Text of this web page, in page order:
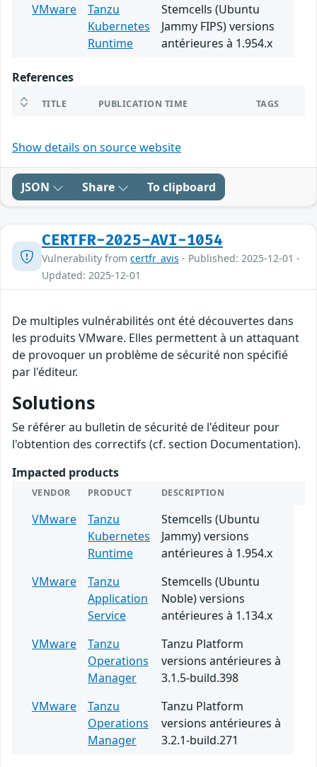
VMware
Tanzu
Kubernetes
Runtime
Stemcells (Ubuntu
Jammy FIPS) versions
antérieures à 1.954.x
References
TITLE PUBLICATION TIME TAGS
Show details on source website
JSON Share To clipboard
CERTFR-2025-AVI-1054
Vulnerability from certfr_avis - Published: 2025-12-01 -
Updated: 2025-12-01
De multiples vulnérabilités ont été découvertes dans
les produits VMware. Elles permettent à un attaquant
de provoquer un problème de sécurité non spécifié
par l'éditeur.
Solutions
Se référer au bulletin de sécurité de l'éditeur pour
l'obtention des correctifs (cf. section Documentation).
Impacted products
VENDOR PRODUCT DESCRIPTION
VMware
Tanzu
Kubernetes
Runtime
Stemcells (Ubuntu
Jammy) versions
antérieures à 1.954.x
VMware
Tanzu
Application
Service
Stemcells (Ubuntu
Noble) versions
antérieures à 1.134.x
VMware
Tanzu
Operations
Manager
Tanzu Platform
versions antérieures à
3.1.5-build.398
VMware
Tanzu
Operations
Manager
Tanzu Platform
versions antérieures à
3.2.1-build.271